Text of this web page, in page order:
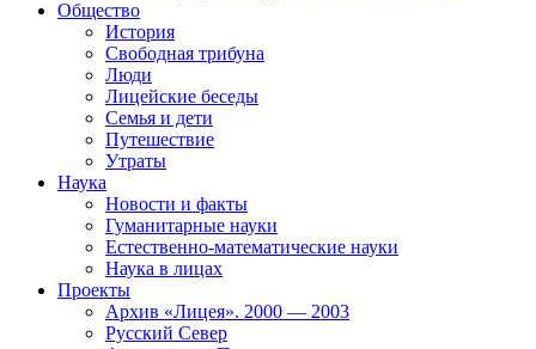
Общество
История
Свободная трибуна
Люди
Лицейские беседы
Семья и дети
Путешествие
Утраты
Наука
Новости и факты
Гуманитарные науки
Естественно-математические науки
Наука в лицах
Проекты
Архив «Лицея». 2000 — 2003
Русский Север